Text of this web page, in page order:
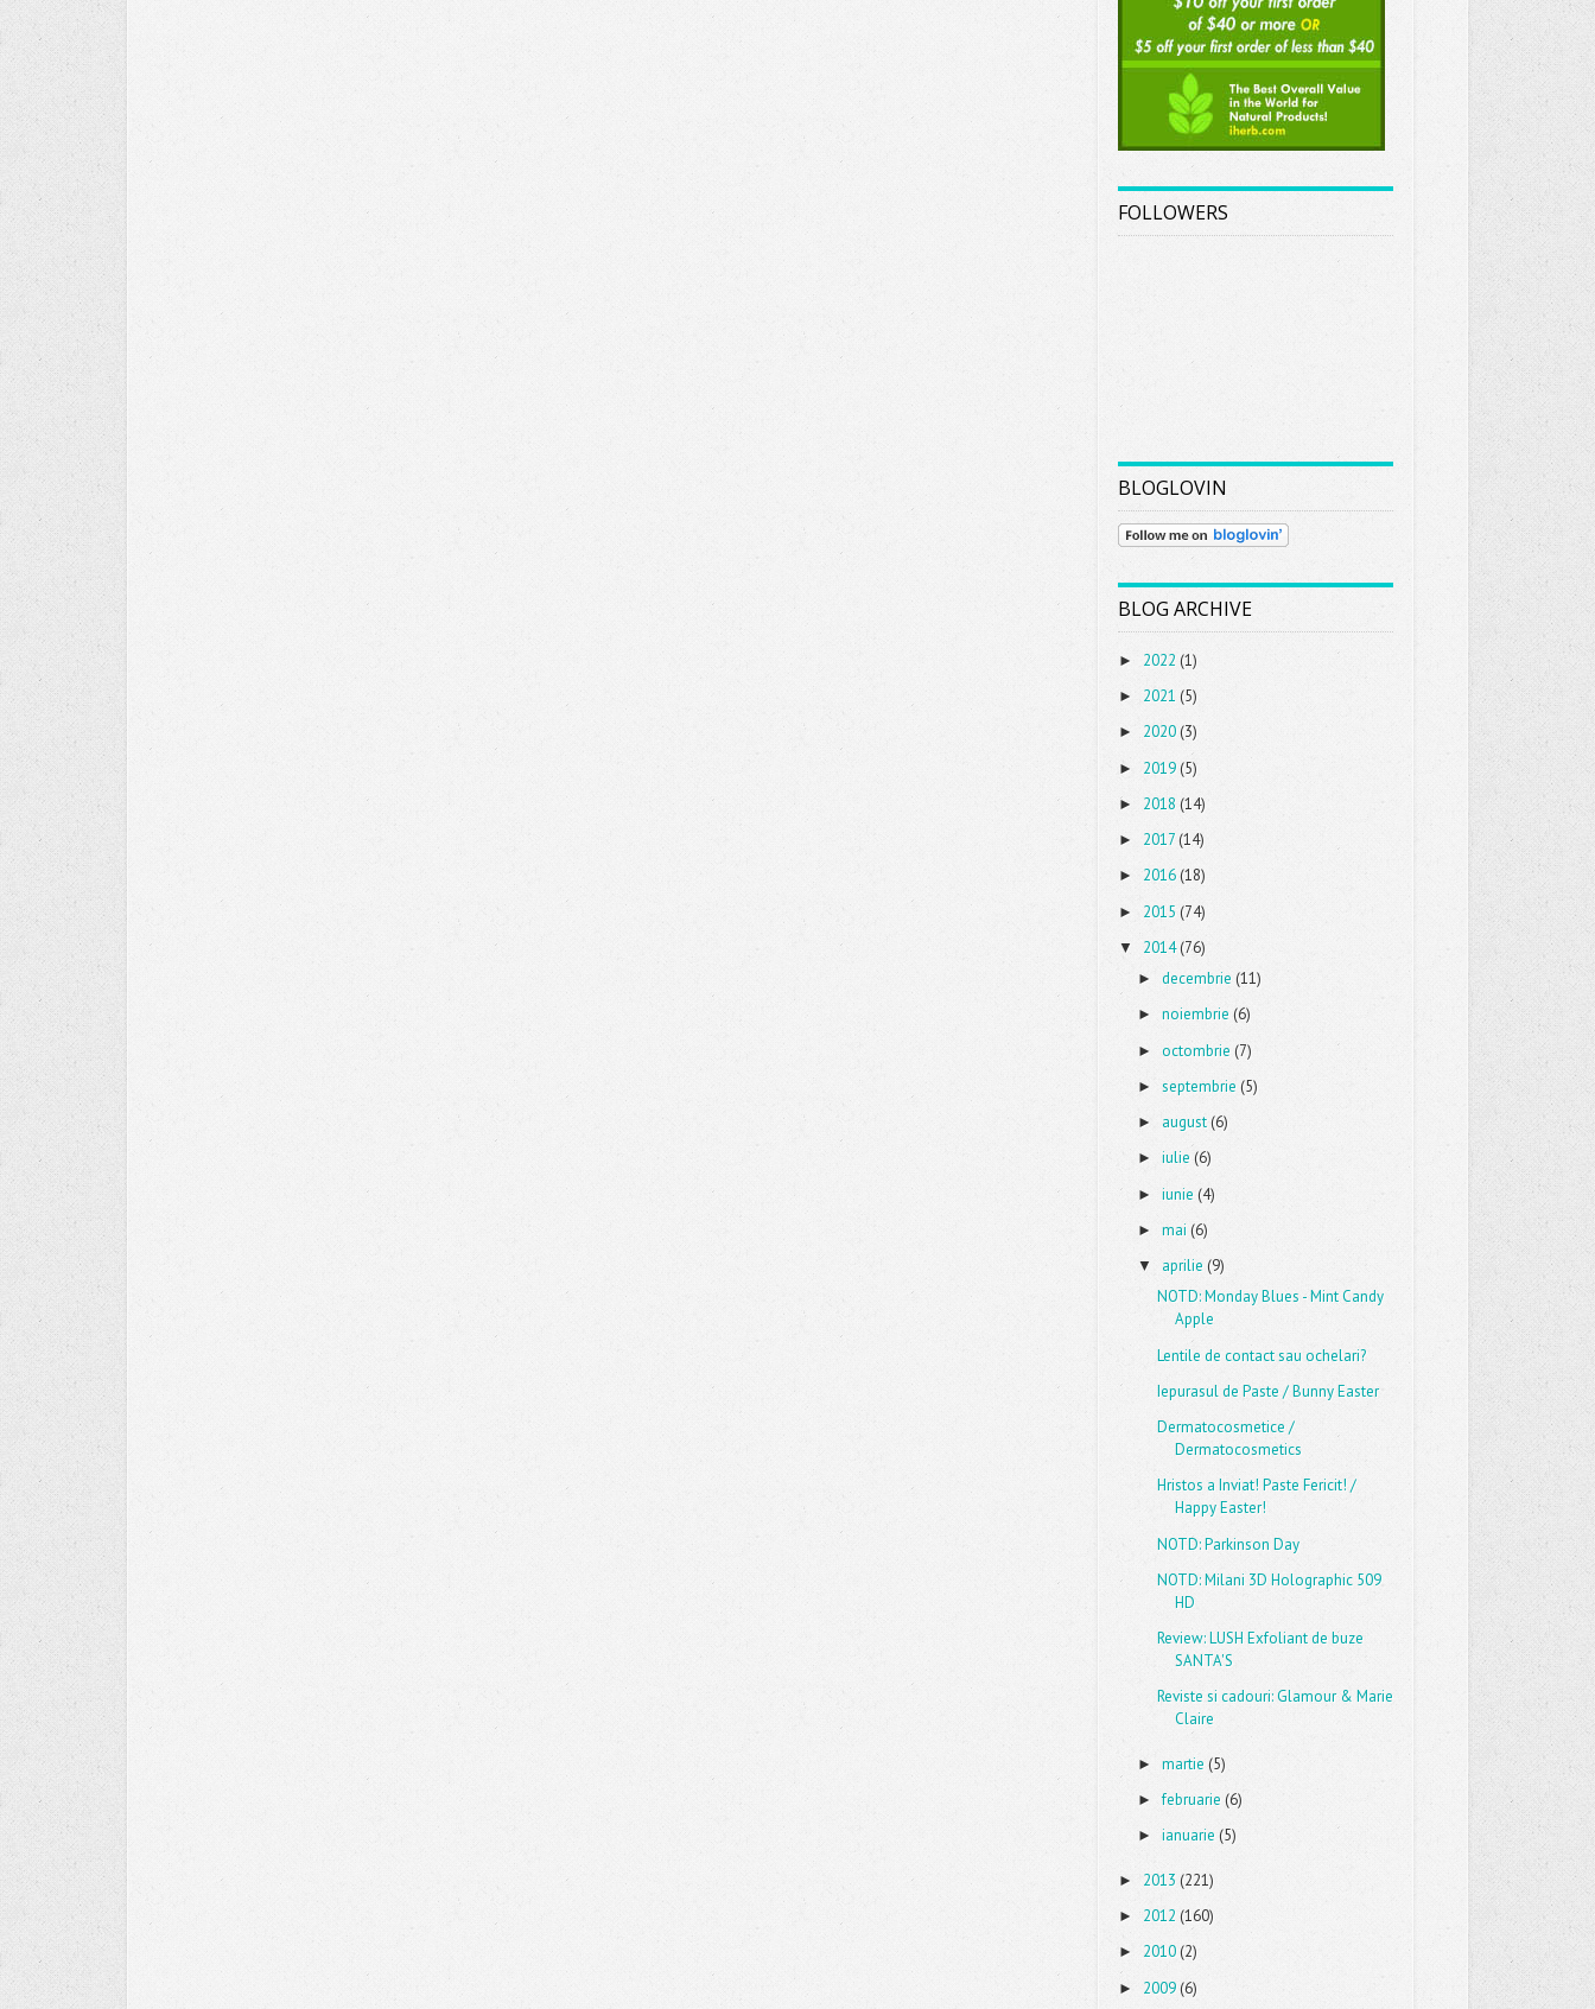
FOLLOWERS
BLOGLOVIN
BLOG ARCHIVE
► 2022 (1)
► 2021 (5)
► 2020(3)
► 2019(5)
► 2018(14)
► 2017(14)
► 2016(18)
► 2015 (74)
▼ 2014(76)
► decembrie (11)
► noiembrie (6)
► octombrie (7)
► septembrie (5)
► august (6)
► iulie (6)
► iunie (4)
► mai (6)
▼ aprilie (9)
NOTD: Monday Blues - Mint Candy
Apple
Lentile de contact sau ochelari?
Iepurasul de Paste / Bunny Easter
Dermatocosmetice /
Dermatocosmetics
Hristos a Inviat! Paste Fericit! /
Happy Easter!
NOTD: Parkinson Day
NOTD: Milani 3D Holographic 509
HD
Review: LUSH Exfoliant de buze
SANTA'S
Reviste si cadouri: Glamour & Marie
Claire
► martie (5)
►februarie (6)
► ianuarie (5)
► 2013 (221)
► 2012 (160)
► 2010(2)
► 2009 (6)